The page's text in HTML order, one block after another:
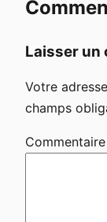
Laisser un
Votre
champs
Commentaire